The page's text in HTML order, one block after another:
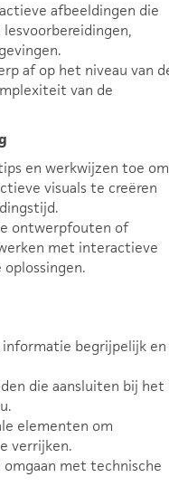
afbeeldingen die
af op het niveau van
van de
en werkwijzen toe om
visuals te creëren
ontwerpfouten of
met interactieve
begrijpelijk en
die aansluiten bij het
elementen om
verrijken.
met technische